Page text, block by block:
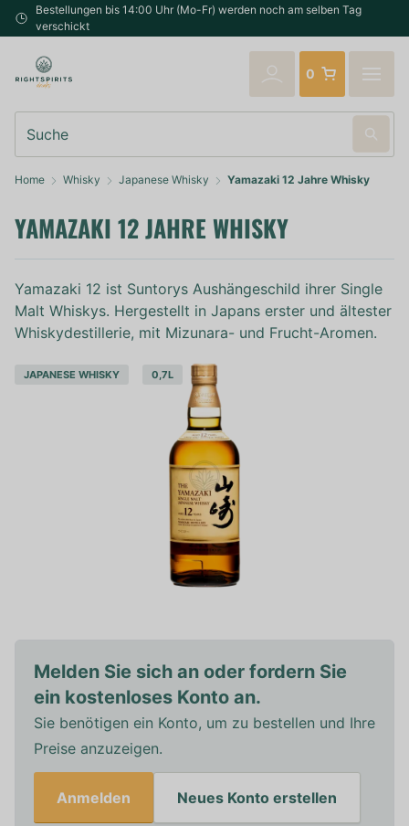
Bestellungen bis 14:00 Uhr (Mo-Fr) werden noch am selben Tag
verschickt
0
Home Whisky Japanese Whisky Yamazaki 12 Jahre Whisky
YAMAZAKI 12 JAHRE WHISKY
Yamazaki 12 ist Suntorys Aushängeschild ihrer Single
Malt Whiskys. Hergestellt in Japans erster und ältester
Whiskydestillerie, mit Mizunara- und Frucht-Aromen.
JAPANESE WHISKY 0,7L
Melden Sie sich an oder fordern Sie
ein kostenloses Konto an.
Sie benötigen ein Konto, um zu bestellen und Ihre
Preise anzuzeigen.
Anmelden Neues Konto erstellen